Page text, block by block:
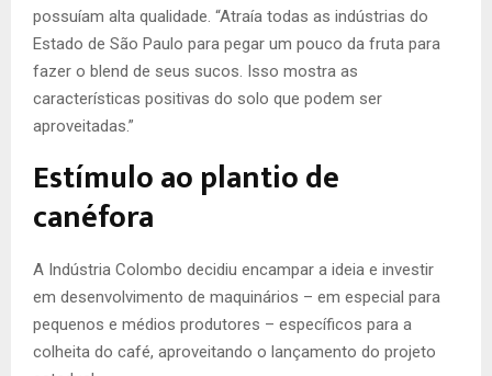
possuíam alta qualidade. “Atraía todas as indústrias do
Estado de São Paulo para pegar um pouco da fruta para
fazer o blend de seus sucos. Isso mostra as
características positivas do solo que podem ser
aproveitadas.”
Estímulo ao plantio de
canéfora
A Indústria Colombo decidiu encampar a ideia e investir
em desenvolvimento de maquinários – em especial para
pequenos e médios produtores – específicos para a
colheita do café, aproveitando o lançamento do projeto